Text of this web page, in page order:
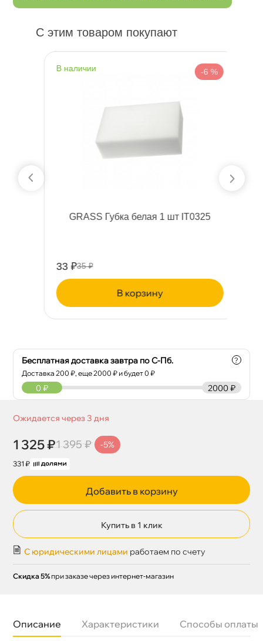
С этим товаром покупают
наличии -6 %
GRASS Губка белая 1 шт IT0325
33 ₽ 35 ₽
корзину
Бесплатная доставка завтра по С-Пб.
Доставка200 ₽, еще2000 ₽ и будет 0 ₽
?
2000 ₽
0 ₽
Ожидается через 3 дня
1 325 ₽1 395 ₽ -5%
331 ₽
Добавить в корзину
Купить в 1 клик
С юридическими лицами работаем по счету
Скидка 5% при заказе через интернет-магазин
Описание Характеристики Способы оплаты